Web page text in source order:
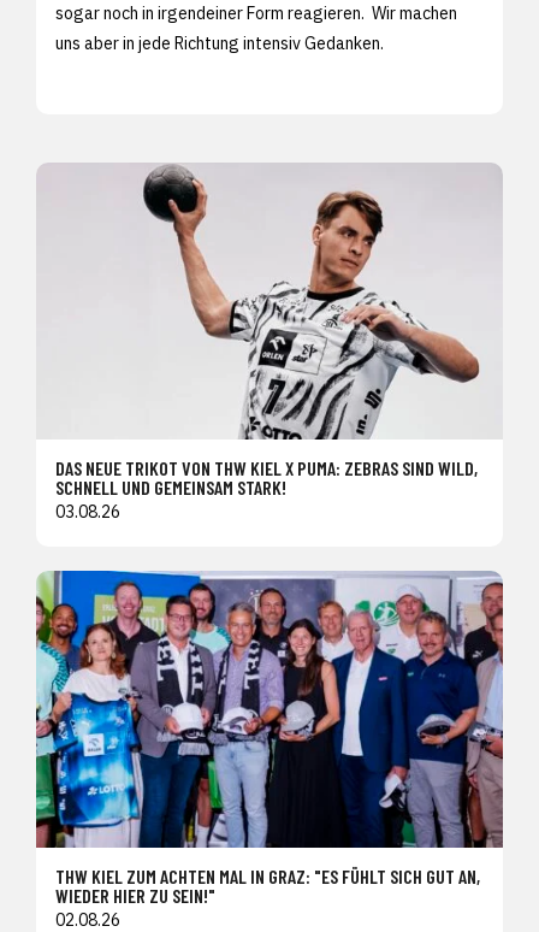
sogar noch in irgendeiner Form reagieren. Wir machen
uns aber in jede Richtung intensiv Gedanken.
DAS NEUE TRIKOT VON THW KIEL X PUMA: ZEBRAS SIND WILD,
SCHNELL UND GEMEINSAM STARK!
03.08.26
THW KIEL ZUM ACHTEN MAL IN GRAZ: "ES FÜHLT SICH GUT AN,
WIEDER HIER ZU SEIN!"
02.08.26